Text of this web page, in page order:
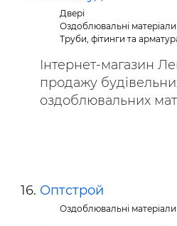
Двері
Оздоблювальні матеріали
Труби, фітинги та
Інтернет-магазин
продажу
оздоблювальних
Оптстрой
Оздоблювальні матеріали